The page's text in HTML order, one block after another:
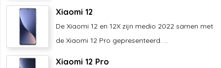
Xiaomi 12
De Xiaomi 12 en 12X zijn medio 2022 samen met
de Xiaomi 12 Pro gepresenteerd. ...
Xiaomi 12 Pro